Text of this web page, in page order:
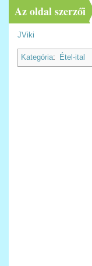
Az oldal szerzői
JViki
Kategória: Étel-ital